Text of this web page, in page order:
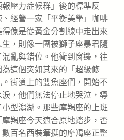
壓力症候群」後的標準反
經營一家「平衡美學」咖啡
像是從黃金分割線中走出來
，則像一團被獅子座暴君隨
亂與錯位。他衝到窗邊，往
這個突如其來的「超級修
街道上的雙魚座們，開始不
，他們無法停止地哭泣，導
型潟湖。那些摩羯座的上班
羯座今天適合原地踏步，否
百名西裝筆挺的摩羯座正整